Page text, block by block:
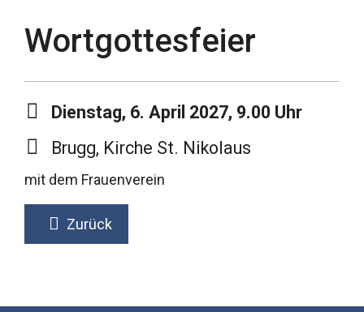
Wortgottesfeier
Dienstag, 6. April 2027, 9.00 Uhr
Brugg, Kirche St. Nikolaus
mit dem Frauenverein
Zurück